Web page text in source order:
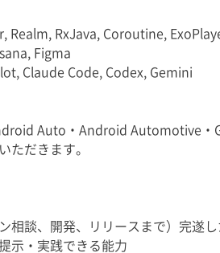
Realm, RxJava, Coroutine,
Figma
Claude Code, Codex, Gemini
Auto・Android Automotive・
ただきます。
相談、開発、リリースまで）完遂
示・実践できる能力